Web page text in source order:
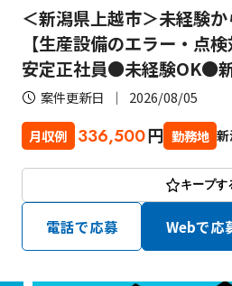
＜新潟県上越市＞未経験か
【生産設備のエラー・点
安定正社員●未経験OK●
案件更新日 2026/08/05
月収例 336,500円 勤務地
キープす
電話で応募 Webで応